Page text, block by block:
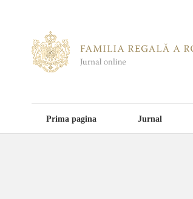
Prima pagina Jurnal